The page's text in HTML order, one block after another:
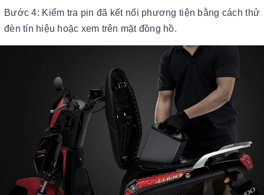
Bước 4: Kiểm tra pin đã kết nối phương tiện bằng cách thử
đèn tín hiệu hoặc xem trên mặt đồng hồ.